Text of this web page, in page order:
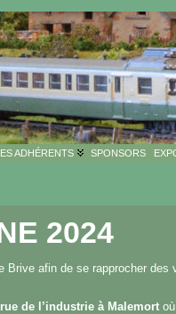
ADHÉRENTS SPONSORS
2024
Brive afin de se rapprocher
de l’industrie à Malemort